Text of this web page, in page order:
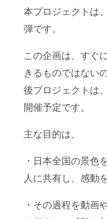
本プロジェクトは
弾です。
この企画は、すぐ
きるものではない
後プロジェクトは
開催予定です。
主な目的は、
・日本全国の景色
人に共有し、感動
・その過程を動画